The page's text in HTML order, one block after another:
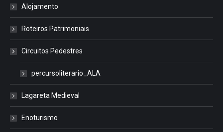
Alojamento
Roteiros Patrimoniais
Circuitos Pedestres
percursoliterario_ALA
Lagareta Medieval
Enoturismo